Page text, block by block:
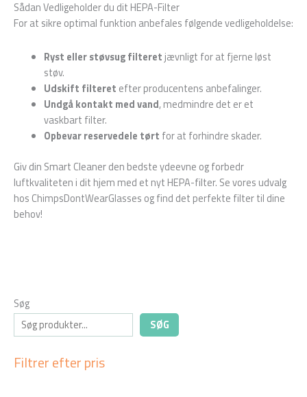
Søg
SØG
Filtrer efter pris
Sådan Vedligeholder du dit HEPA-Filter
For at sikre optimal funktion anbefales følgende vedligeholdelse:
Ryst eller støvsug filteretjævnligt for at fjerne løst
støv.
Udskift filteret efter producentens anbefalinger.
Undgå kontakt med vand, medmindre det er et
vaskbart filter.
Opbevar reservedele tørt for at forhindre skader.
Giv din Smart Cleaner den bedste ydeevne og forbedr
luftkvaliteten i dit hjem med et nyt HEPA-filter. Se vores udvalg
hos ChimpsDontWearGlasses og find det perfekte filter til dine
behov!